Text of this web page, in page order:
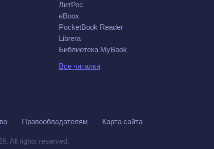
ЛитРес
eBoox
PocketBook Reader
Librera
Библиотека MyBook
Все читалки
Правообладателям Карта сайта
All rights reserved.